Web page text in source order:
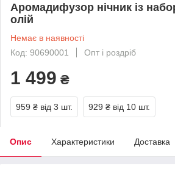
Аромадифузор нічник із
олій
Немає в наявності
Код: 90690001
Опт і роздріб
1 499 ₴
959 ₴ від 3 шт. 929 ₴ від 10 шт.
Опис Характеристики Доставка